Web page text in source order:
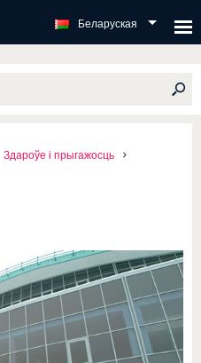
Беларуская
Здароўе і прыгажосць